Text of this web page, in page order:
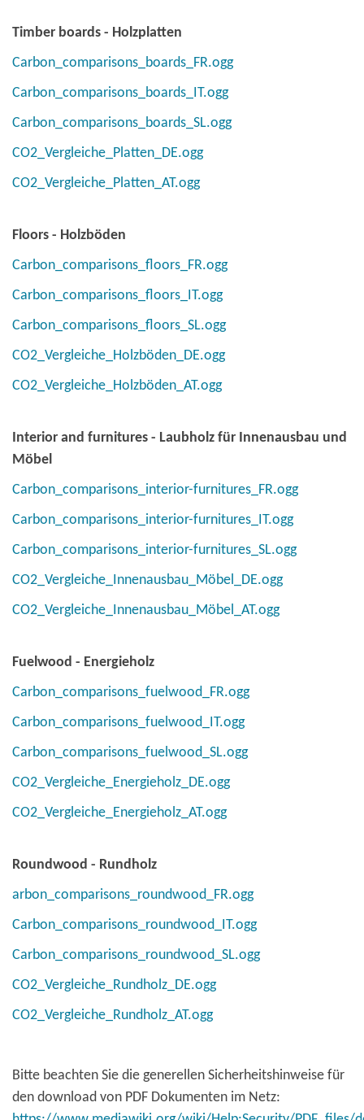
Timber boards - Holzplatten
Carbon_comparisons_boards_FR.ogg
Carbon_comparisons_boards_IT.ogg
Carbon_comparisons_boards_SL.ogg
CO2_Vergleiche_Platten_DE.ogg
CO2_Vergleiche_Platten_AT.ogg
Floors - Holzböden
Carbon_comparisons_floors_FR.ogg
Carbon_comparisons_floors_IT.ogg
Carbon_comparisons_floors_SL.ogg
CO2_Vergleiche_Holzböden_DE.ogg
CO2_Vergleiche_Holzböden_AT.ogg
Interior and furnitures - Laubholz für Innenausbau und
Möbel
Carbon_comparisons_interior-furnitures_FR.ogg
Carbon_comparisons_interior-furnitures_IT.ogg
Carbon_comparisons_interior-furnitures_SL.ogg
CO2_Vergleiche_Innenausbau_Möbel_DE.ogg
CO2_Vergleiche_Innenausbau_Möbel_AT.ogg
Fuelwood - Energieholz
Carbon_comparisons_fuelwood_FR.ogg
Carbon_comparisons_fuelwood_IT.ogg
Carbon_comparisons_fuelwood_SL.ogg
CO2_Vergleiche_Energieholz_DE.ogg
CO2_Vergleiche_Energieholz_AT.ogg
Roundwood - Rundholz
arbon_comparisons_roundwood_FR.ogg
Carbon_comparisons_roundwood_IT.ogg
Carbon_comparisons_roundwood_SL.ogg
CO2_Vergleiche_Rundholz_DE.ogg
CO2_Vergleiche_Rundholz_AT.ogg
Bitte beachten Sie die generellen Sicherheitshinweise für
den download von PDF Dokumenten im Netz: